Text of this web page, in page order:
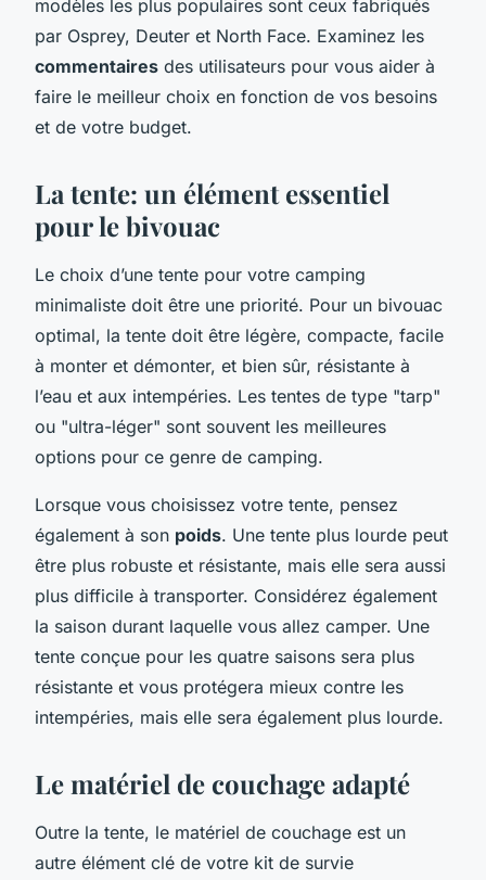
modèles les plus populaires sont ceux fabriqués
par Osprey, Deuter et North Face. Examinez les
commentaires des utilisateurs pour vous aider à
faire le meilleur choix en fonction de vos besoins
et de votre budget.
La tente: un élément essentiel
pour le bivouac
Le choix d’une tente pour votre camping
minimaliste doit être une priorité. Pour un bivouac
optimal, la tente doit être légère, compacte, facile
à monter et démonter, et bien sûr, résistante à
l’eau et aux intempéries. Les tentes de type "tarp"
ou "ultra-léger" sont souvent les meilleures
options pour ce genre de camping.
Lorsque vous choisissez votre tente, pensez
également à son poids. Une tente plus lourde peut
être plus robuste et résistante, mais elle sera aussi
plus difficile à transporter. Considérez également
la saison durant laquelle vous allez camper. Une
tente conçue pour les quatre saisons sera plus
résistante et vous protégera mieux contre les
intempéries, mais elle sera également plus lourde.
Le matériel de couchage adapté
Outre la tente, le matériel de couchage est un
autre élément clé de votre kit de survie